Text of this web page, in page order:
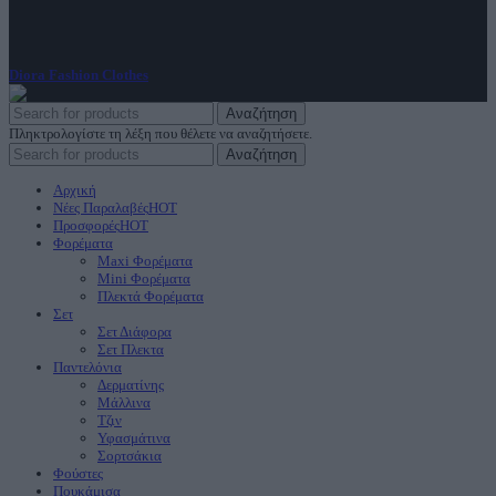
Diora Fashion Clothes
Αναζήτηση
Πληκτρολογίστε τη λέξη που θέλετε να αναζητήσετε.
Αναζήτηση
Αρχική
Νέες ΠαραλαβέςHOT
ΠροσφορέςHOT
Φορέματα
Maxi Φορέματα
Mini Φορέματα
Πλεκτά Φορέματα
Σετ
Σετ Διάφορα
Σετ Πλεκτα
Παντελόνια
Δερματίνης
Μάλλινα
Τζιν
Υφασμάτινα
Σορτσάκια
Φούστες
Πουκάμισα